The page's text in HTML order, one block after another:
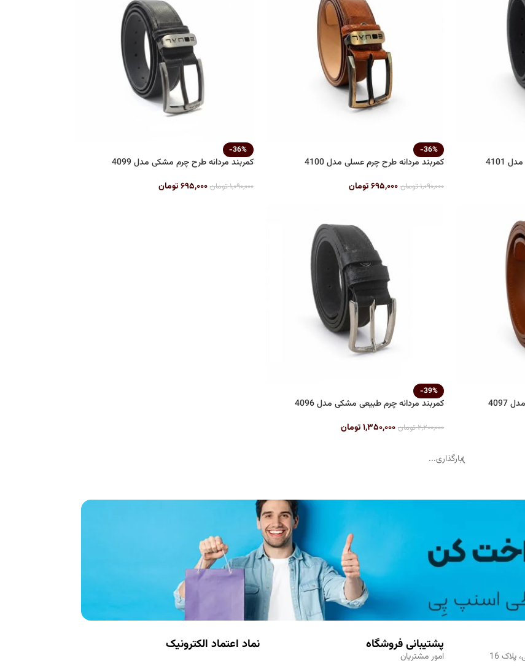
-36%
کمربند مردانه طرح چرم عسلی مدل 4100
۱,۰۹۰,۰۰۰تومان ۶۹۵,۰۰۰تومان
-36%
کمربند مردانه طرح چرم مشکی مدل 4099
۱,۰۹۰,۰۰۰تومان ۶۹۵,۰۰۰ تومان
4097
-39%
کمربند مردانه چرم طبیعی مشکی مدل 4096
۲,۲۰۰,۰۰۰تومان ۱,۳۵۰,۰۰۰تومان
بارگذاری...
16
پشتیبانی فروشگاه
امور مشتریان
نماد اعتماد الکترونیک